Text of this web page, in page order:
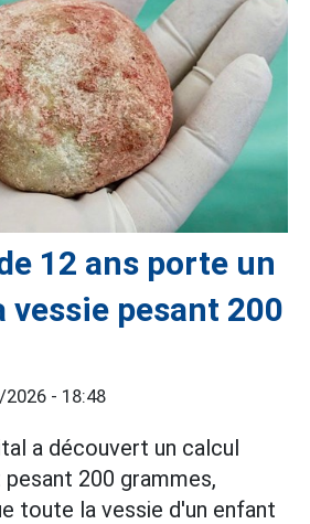
12 ans porte un
vessie pesant 200
- 18:48
a découvert un calcul
200 grammes,
toute la vessie d'un enfant